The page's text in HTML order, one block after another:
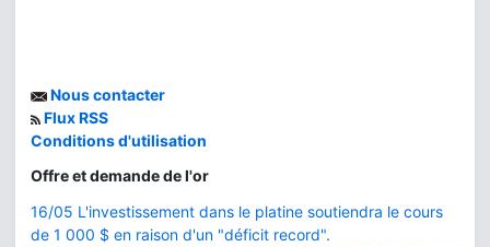
Nous contacter
Flux RSS
Conditions d'utilisation
Offre et demande de l'or
16/05 L'investissement dans le platine soutiendra le cours
de 1 000 $ en raison d'un "déficit record".